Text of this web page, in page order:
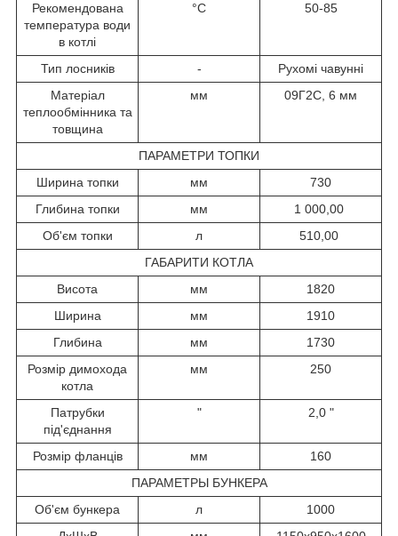
Рекомендована
температура води
в котлі
°С 50-85
Тип лосників -
Рухомі чавунні
Матеріал
теплообмінника та
товщина
мм 09Г2С, 6 мм
ПАРАМЕТРИ ТОПКИ
Ширина топки
мм
730
Глибина топки
мм
1 000,00
Об'єм топки
л
510,00
ГАБАРИТИ КОТЛА
Висота
мм
1820
Ширина
мм
1910
Глибина
мм
1730
Розмір димохода
котла
мм 250
Патрубки
під'єднання
" 2,0 "
Розмір фланців мм
160
ПАРАМЕТРЫ БУНКЕРА
Об'єм бункера
л
1000